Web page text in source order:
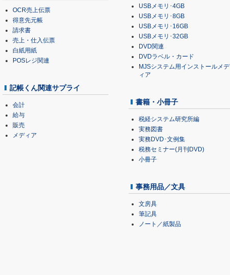
OCR売上伝票
得意先元帳
請求書
売上・仕入伝票
白紙用紙
POSレジ関連
記帳くん関連サプライ
会計
給与
販売
メディア
USBメモリ･4GB
USBメモリ･8GB
USBメモリ･16GB
USBメモリ･32GB
DVD関連
DVDラベル・カード
MJSシステム用インストールメデ
ィア
書籍・小冊子
税経システム研究所編
実務図書
実務DVD･文例集
税務セミナー(月刊DVD)
小冊子
事務用品／文具
文房具
筆記具
ノート／紙製品